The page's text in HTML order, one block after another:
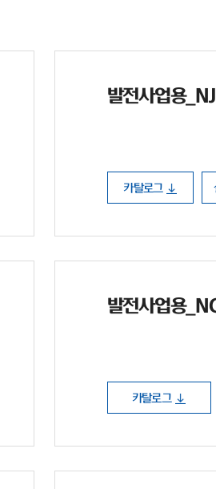
발전사업용
카탈로그
발전사업용
카탈로그